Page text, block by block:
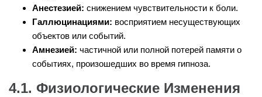
Анестезией: снижением чувствительности к боли.
Галлюцинациями: восприятием несуществующих
объектов или событий.
Амнезией: частичной или полной потерей памяти о
событиях, произошедших во время гипноза.
4.1. Физиологические Изменения